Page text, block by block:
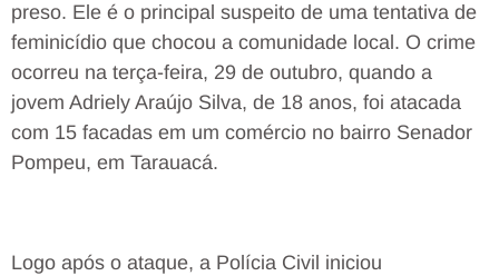
preso. Ele é o principal suspeito de uma tentativa de
feminicídio que chocou a comunidade local. O crime
ocorreu na terça-feira, 29 de outubro, quando a
jovem Adriely Araújo Silva, de 18 anos, foi atacada
com 15 facadas em um comércio no bairro Senador
Pompeu, em Tarauacá.
Logo após o ataque, a Polícia Civil iniciou